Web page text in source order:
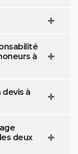
à
devis à
deux